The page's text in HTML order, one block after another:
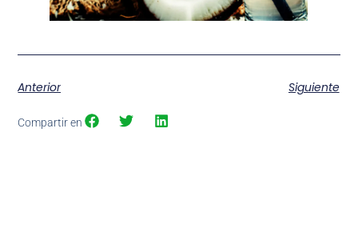
Anterior Siguiente
Compartir en